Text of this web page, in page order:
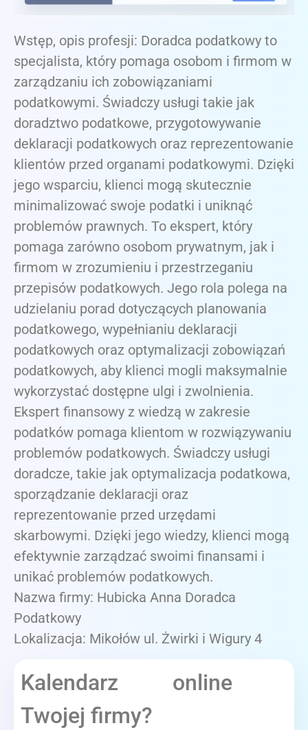
Wstęp, opis profesji: Doradca podatkowy to
specjalista, który pomaga osobom i firmom w
zarządzaniu ich zobowiązaniami
podatkowymi. Świadczy usługi takie jak
doradztwo podatkowe, przygotowywanie
deklaracji podatkowych oraz reprezentowanie
klientów przed organami podatkowymi. Dzięki
jego wsparciu, klienci mogą skutecznie
minimalizować swoje podatki i uniknąć
problemów prawnych. To ekspert, który
pomaga zarówno osobom prywatnym, jak i
firmom w zrozumieniu i przestrzeganiu
przepisów podatkowych. Jego rola polega na
udzielaniu porad dotyczących planowania
podatkowego, wypełnianiu deklaracji
podatkowych oraz optymalizacji zobowiązań
podatkowych, aby klienci mogli maksymalnie
wykorzystać dostępne ulgi i zwolnienia.
Ekspert finansowy z wiedzą w zakresie
podatków pomaga klientom w rozwiązywaniu
problemów podatkowych. Świadczy usługi
doradcze, takie jak optymalizacja podatkowa,
sporządzanie deklaracji oraz
reprezentowanie przed urzędami
skarbowymi. Dzięki jego wiedzy, klienci mogą
efektywnie zarządzać swoimi finansami i
unikać problemów podatkowych.
Nazwa firmy: Hubicka Anna Doradca
Podatkowy
Lokalizacja: Mikołów ul. Żwirki i Wigury 4
Kalendarz online
Twojej firmy?